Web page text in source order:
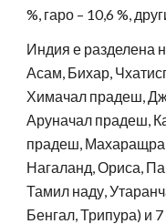
%, гаро – 10,6 %,
Индия е разделена
Асам, Бихар,
Химачал прадеш,
Аруначал прадеш,
прадеш,
Нагаланд, Ориса,
Тамил наду,
Бенгал, Трипура) и